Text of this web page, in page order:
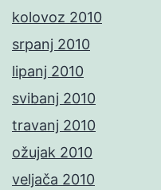
kolovoz 2010
srpanj 2010
lipanj 2010
svibanj 2010
travanj 2010
ožujak 2010
veljača 2010